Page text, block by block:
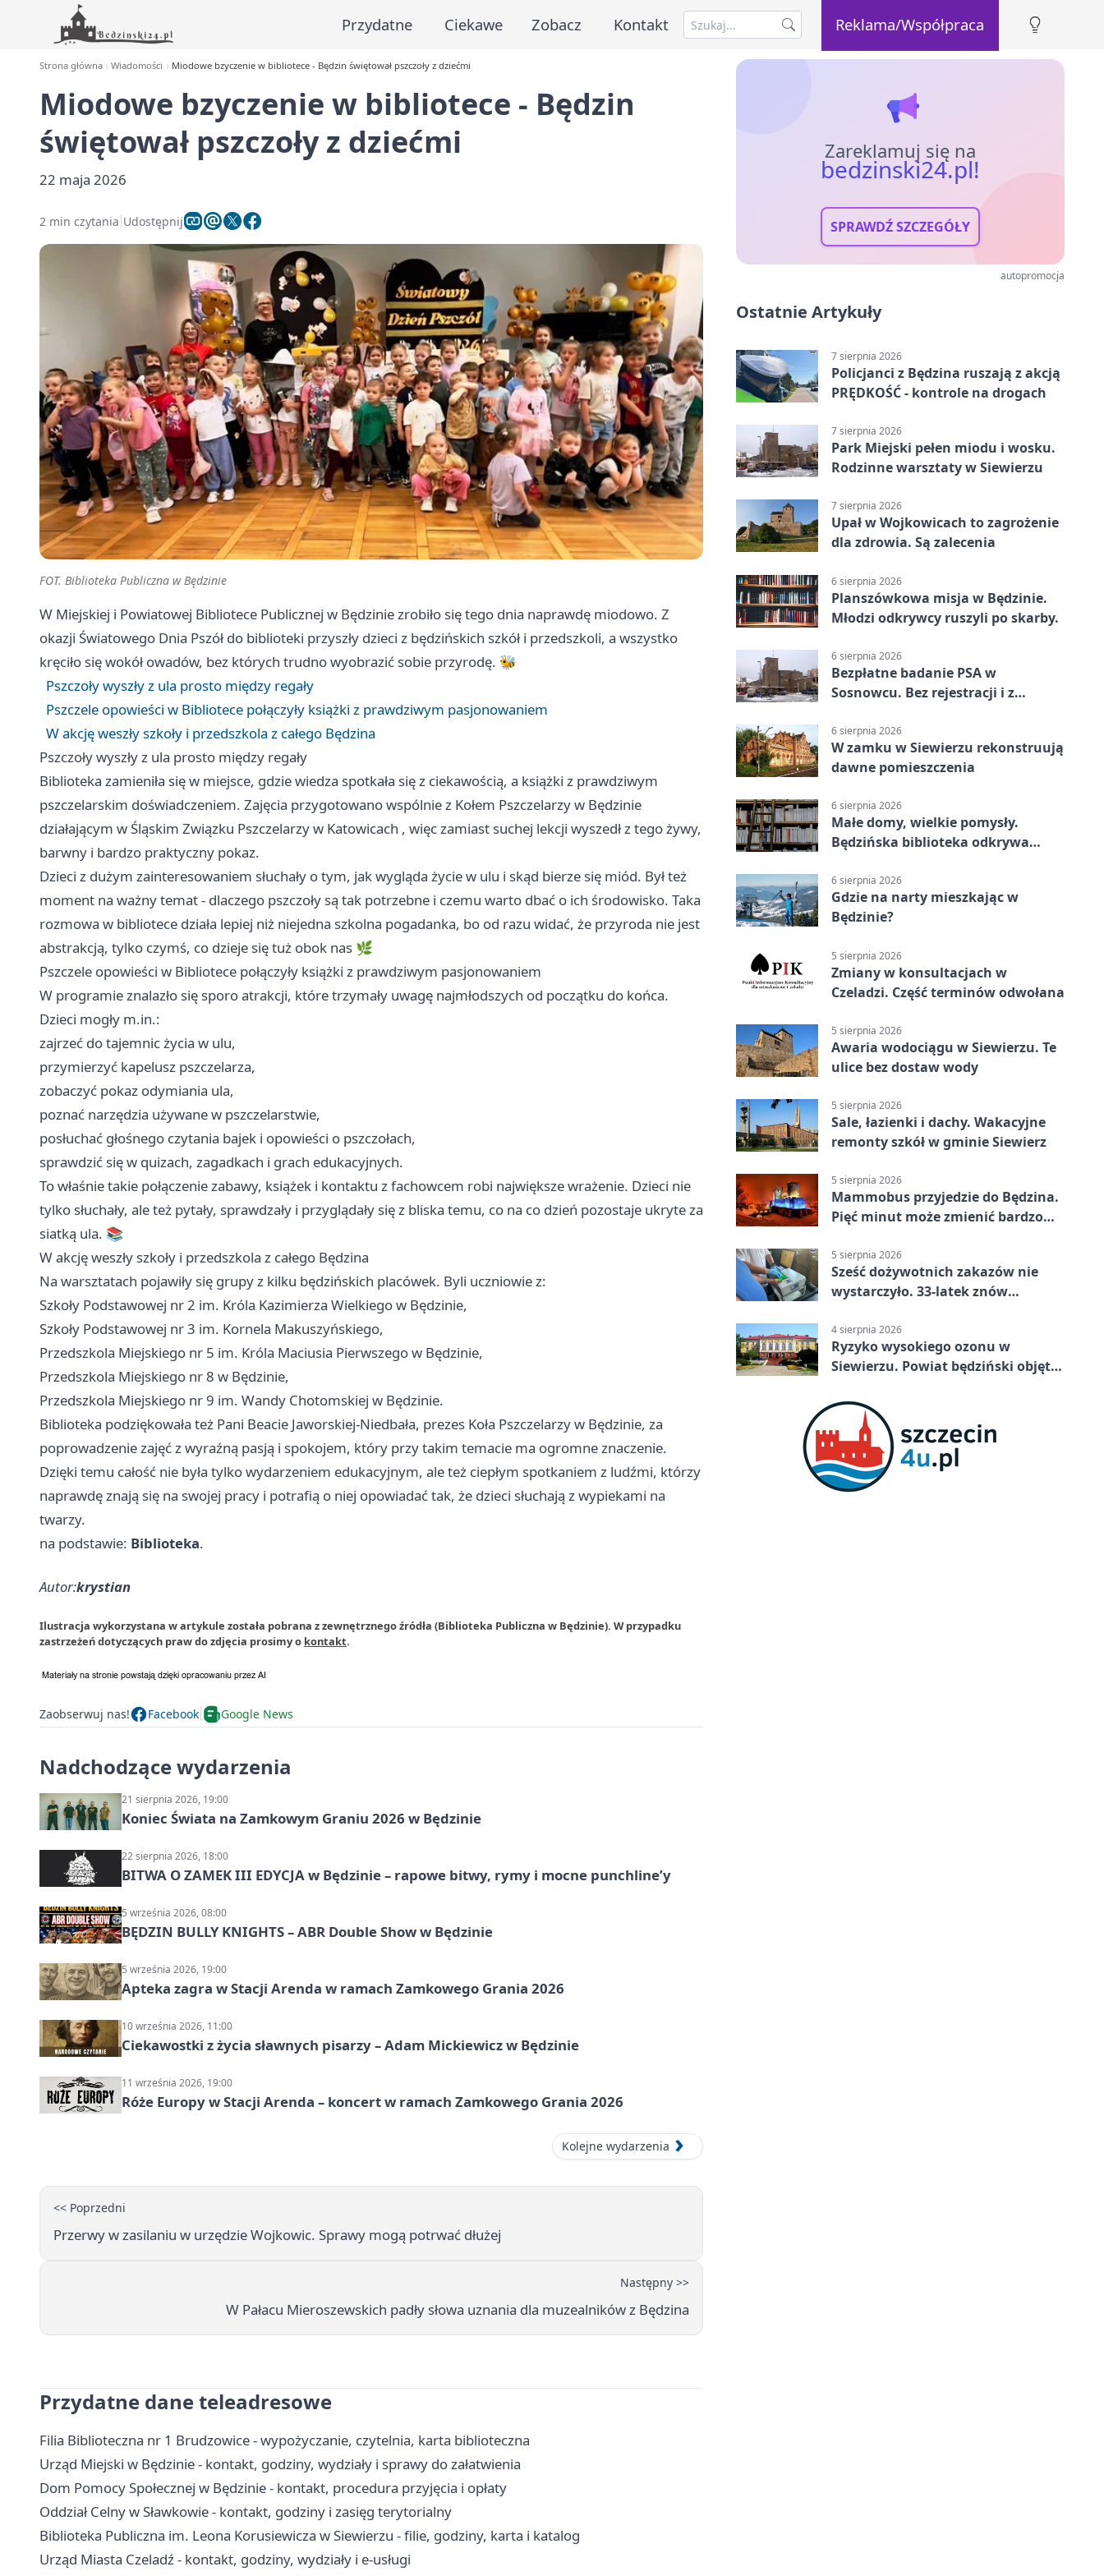
Przydatne Ciekawe Zobacz Kontakt Reklama/Współpraca
Strona główna Wiadomości Miodowe bzyczenie w bibliotece - Będzin świętował pszczoły z dziećmi
Miodowe bzyczenie w bibliotece - Będzin
świętował pszczoły z dziećmi
22 maja 2026
2 min czytania Udostępnij
FOT. Biblioteka Publiczna w Będzinie
W Miejskiej i Powiatowej Bibliotece Publicznej w Będzinie zrobiło się tego dnia naprawdę miodowo. Z
okazji Światowego Dnia Pszół do biblioteki przyszły dzieci z będzińskich szkół i przedszkoli, a wszystko
kręciło się wokół owadów, bez których trudno wyobrazić sobie przyrodę. 🐝
Pszczoły wyszły z ula prosto między regały
Pszczele opowieści w Bibliotece połączyły książki z prawdziwym pasjonowaniem
W akcję weszły szkoły i przedszkola z całego Będzina
Pszczoły wyszły z ula prosto między regały
Biblioteka zamieniła się w miejsce, gdzie wiedza spotkała się z ciekawością, a książki z prawdziwym
pszczelarskim doświadczeniem. Zajęcia przygotowano wspólnie z Kołem Pszczelarzy w Będzinie
działającym w Śląskim Związku Pszczelarzy w Katowicach , więc zamiast suchej lekcji wyszedł z tego żywy,
barwny i bardzo praktyczny pokaz.
Dzieci z dużym zainteresowaniem słuchały o tym, jak wygląda życie w ulu i skąd bierze się miód. Był też
moment na ważny temat - dlaczego pszczoły są tak potrzebne i czemu warto dbać o ich środowisko. Taka
rozmowa w bibliotece działa lepiej niż niejedna szkolna pogadanka, bo od razu widać, że przyroda nie jest
abstrakcją, tylko czymś, co dzieje się tuż obok nas 🌿
Pszczele opowieści w Bibliotece połączyły książki z prawdziwym pasjonowaniem
W programie znalazło się sporo atrakcji, które trzymały uwagę najmłodszych od początku do końca.
Dzieci mogły m.in.:
zajrzeć do tajemnic życia w ulu,
przymierzyć kapelusz pszczelarza,
zobaczyć pokaz odymiania ula,
poznać narzędzia używane w pszczelarstwie,
posłuchać głośnego czytania bajek i opowieści o pszczołach,
sprawdzić się w quizach, zagadkach i grach edukacyjnych.
To właśnie takie połączenie zabawy, książek i kontaktu z fachowcem robi największe wrażenie. Dzieci nie
tylko słuchały, ale też pytały, sprawdzały i przyglądały się z bliska temu, co na co dzień pozostaje ukryte za
siatką ula. 📚
W akcję weszły szkoły i przedszkola z całego Będzina
Na warsztatach pojawiły się grupy z kilku będzińskich placówek. Byli uczniowie z:
Szkoły Podstawowej nr 2 im. Króla Kazimierza Wielkiego w Będzinie,
Szkoły Podstawowej nr 3 im. Kornela Makuszyńskiego,
Przedszkola Miejskiego nr 5 im. Króla Maciusia Pierwszego w Będzinie,
Przedszkola Miejskiego nr 8 w Będzinie,
Przedszkola Miejskiego nr 9 im. Wandy Chotomskiej w Będzinie.
Biblioteka podziękowała też Pani Beacie Jaworskiej-Niedbała, prezes Koła Pszczelarzy w Będzinie, za
poprowadzenie zajęć z wyraźną pasją i spokojem, który przy takim temacie ma ogromne znaczenie.
Dzięki temu całość nie była tylko wydarzeniem edukacyjnym, ale też ciepłym spotkaniem z ludźmi, którzy
naprawdę znają się na swojej pracy i potrafią o niej opowiadać tak, że dzieci słuchają z wypiekami na
twarzy.
na podstawie: Biblioteka.
Autor:krystian
Ilustracja wykorzystana w artykule została pobrana z zewnętrznego źródła (Biblioteka Publiczna w Będzinie). W przypadku
zastrzeżeń dotyczących praw do zdjęcia prosimy o kontakt.
Zaobserwuj nas! Facebook Google News
Nadchodzące wydarzenia
21 sierpnia 2026, 19:00
Koniec Świata na Zamkowym Graniu 2026 w Będzinie
22 sierpnia 2026, 18:00
BITWA O ZAMEK III EDYCJA w Będzinie – rapowe bitwy, rymy i mocne punchline’y
5 września 2026, 08:00
BĘDZIN BULLY KNIGHTS – ABR Double Show w Będzinie
5 września 2026, 19:00
Apteka zagra w Stacji Arenda w ramach Zamkowego Grania 2026
10 września 2026, 11:00
Ciekawostki z życia sławnych pisarzy – Adam Mickiewicz w Będzinie
11 września 2026, 19:00
Róże Europy w Stacji Arenda – koncert w ramach Zamkowego Grania 2026
Kolejne wydarzenia
<< Poprzedni
Przerwy w zasilaniu w urzędzie Wojkowic. Sprawy mogą potrwać dłużej
Następny >>
W Pałacu Mieroszewskich padły słowa uznania dla muzealników z Będzina
Przydatne dane teleadresowe
Filia Biblioteczna nr 1 Brudzowice - wypożyczanie, czytelnia, karta biblioteczna
Urząd Miejski w Będzinie - kontakt, godziny, wydziały i sprawy do załatwienia
Dom Pomocy Społecznej w Będzinie - kontakt, procedura przyjęcia i opłaty
Oddział Celny w Sławkowie - kontakt, godziny i zasięg terytorialny
Biblioteka Publiczna im. Leona Korusiewicza w Siewierzu - filie, godziny, karta i katalog
Urząd Miasta Czeladź - kontakt, godziny, wydziały i e-usługi
Zareklamuj się na
bedzinski24.pl!
SPRAWDŹ SZCZEGÓŁY
autopromocja
Ostatnie Artykuły
7 sierpnia 2026
Policjanci z Będzina ruszają z akcją
PRĘDKOŚĆ - kontrole na drogach
7 sierpnia 2026
Park Miejski pełen miodu i wosku.
Rodzinne warsztaty w Siewierzu
7 sierpnia 2026
Upał w Wojkowicach to zagrożenie
dla zdrowia. Są zalecenia
6 sierpnia 2026
Planszówkowa misja w Będzinie.
Młodzi odkrywcy ruszyli po skarby.
6 sierpnia 2026
Bezpłatne badanie PSA w
Sosnowcu. Bez rejestracji i z
6 sierpnia 2026
W zamku w Siewierzu rekonstruują
dawne pomieszczenia
6 sierpnia 2026
Małe domy, wielkie pomysły.
Będzińska biblioteka odkrywa
6 sierpnia 2026
Gdzie na narty mieszkając w
Będzinie?
5 sierpnia 2026
Zmiany w konsultacjach w
Czeladzi. Część terminów odwołana
5 sierpnia 2026
Awaria wodociągu w Siewierzu. Te
ulice bez dostaw wody
5 sierpnia 2026
Sale, łazienki i dachy. Wakacyjne
remonty szkół w gminie Siewierz
5 sierpnia 2026
Mammobus przyjedzie do Będzina.
Pięć minut może zmienić bardzo
5 sierpnia 2026
Sześć dożywotnich zakazów nie
wystarczyło. 33-latek znów
4 sierpnia 2026
Ryzyko wysokiego ozonu w
Siewierzu. Powiat będziński objęty